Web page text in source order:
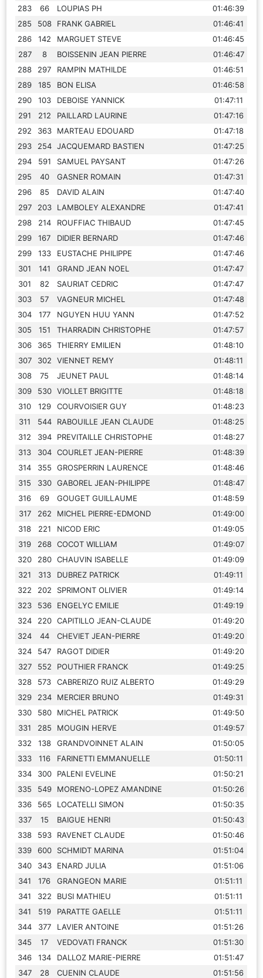
283
66 LOUPIAS PH
01:46:39
285
508 FRANK GABRIEL
01:46:41
286
142 MARGUET STEVE
01:46:45
287
8 BOISSENIN JEAN PIERRE
01:46:47
288
297 RAMPIN MATHILDE
01:46:51
289
185 BON ELISA
01:46:58
290
103 DEBOISE YANNICK
01:47:11
291
212 PAILLARD LAURINE
01:47:16
292
363 MARTEAU EDOUARD
01:47:18
293
254 JACQUEMARD BASTIEN
01:47:25
294
591 SAMUEL PAYSANT
01:47:26
295
40 GASNER ROMAIN
01:47:31
296
85 DAVID ALAIN
01:47:40
297
203 LAMBOLEY ALEXANDRE
01:47:41
298
214 ROUFFIAC THIBAUD
01:47:45
299
167 DIDIER BERNARD
01:47:46
299
133 EUSTACHE PHILIPPE
01:47:46
301
141 GRAND JEAN NOEL
01:47:47
301
82 SAURIAT CEDRIC
01:47:47
303
57 VAGNEUR MICHEL
01:47:48
304
177 NGUYEN HUU YANN
01:47:52
305
151 THARRADIN CHRISTOPHE
01:47:57
306
365 THIERRY EMILIEN
01:48:10
307
302 VIENNET REMY
01:48:11
308
75 JEUNET PAUL
01:48:14
309
530 VIOLLET BRIGITTE
01:48:18
310
129 COURVOISIER GUY
01:48:23
311
544 RABOUILLE JEAN CLAUDE
01:48:25
312
394 PREVITAILLE CHRISTOPHE
01:48:27
313
304 COURLET JEAN-PIERRE
01:48:39
314
355 GROSPERRIN LAURENCE
01:48:46
315
330 GABOREL JEAN-PHILIPPE
01:48:47
316
69 GOUGET GUILLAUME
01:48:59
317
262 MICHEL PIERRE-EDMOND
01:49:00
318
221 NICOD ERIC
01:49:05
319
268 COCOT WILLIAM
01:49:07
320
280 CHAUVIN ISABELLE
01:49:09
321
313 DUBREZ PATRICK
01:49:11
322
202 SPRIMONT OLIVIER
01:49:14
323
536 ENGELYC EMILIE
01:49:19
324
220 CAPITILLO JEAN-CLAUDE
01:49:20
324
44 CHEVIET JEAN-PIERRE
01:49:20
324
547 RAGOT DIDIER
01:49:20
327
552 POUTHIER FRANCK
01:49:25
328
573 CABRERIZO RUIZ ALBERTO
01:49:29
329
234 MERCIER BRUNO
01:49:31
330
580 MICHEL PATRICK
01:49:50
331
285 MOUGIN HERVE
01:49:57
332
138 GRANDVOINNET ALAIN
01:50:05
333
116 FARINETTI EMMANUELLE
01:50:11
334
300 PALENI EVELINE
01:50:21
335
549 MORENO-LOPEZ AMANDINE
01:50:26
336
565 LOCATELLI SIMON
01:50:35
337
15 BAIGUE HENRI
01:50:43
338
593 RAVENET CLAUDE
01:50:46
339
600 SCHMIDT MARINA
01:51:04
340
343 ENARD JULIA
01:51:06
341
176 GRANGEON MARIE
01:51:11
341
322 BUSI MATHIEU
01:51:11
341
519 PARATTE GAELLE
01:51:11
344
377 LAVIER ANTOINE
01:51:26
345
17 VEDOVATI FRANCK
01:51:30
346
134 DALLOZ MARIE-PIERRE
01:51:47
347
28 CUENIN CLAUDE 01:51:56